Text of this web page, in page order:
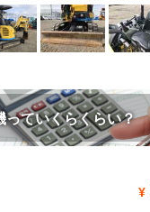
っていくらくらい？
¥